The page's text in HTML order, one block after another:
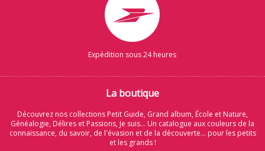
Expédition sous 24 heures
La boutique
Découvrez nos collections Petit Guide, Grand album, École et Nature,
Généalogie, Délires et Passions, Je suis... Un catalogue aux couleurs de la
connaissance, du savoir, de l'évasion et de la découverte... pour les petits
et les grands !